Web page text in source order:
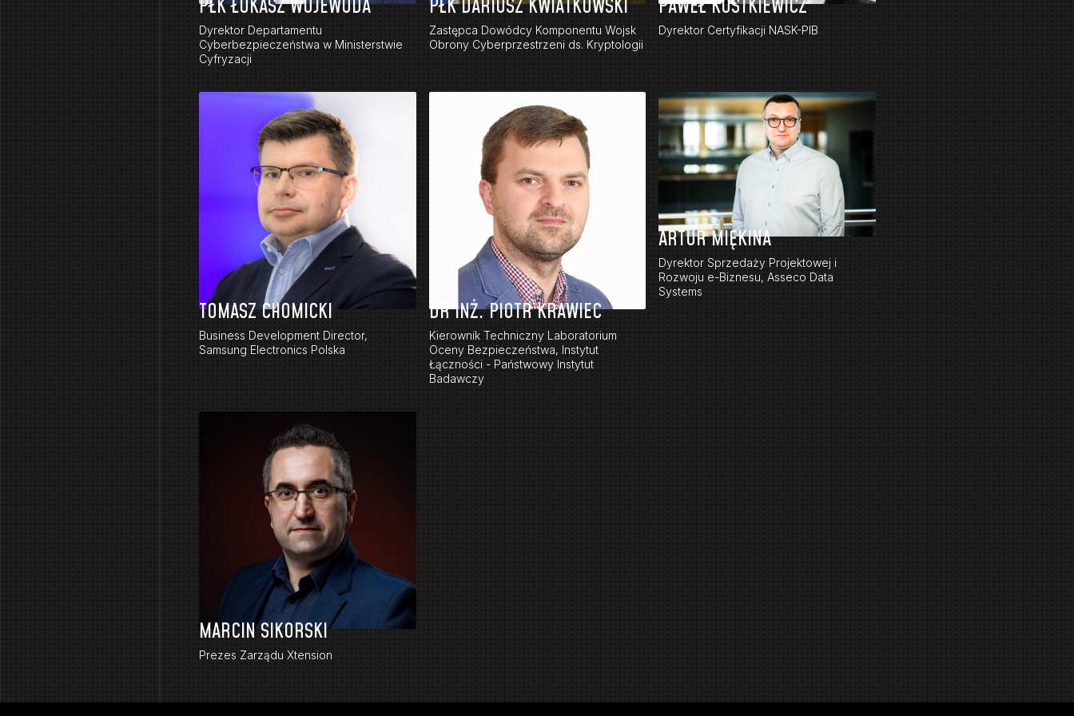
PŁK ŁUKASZ WOJEWODA
Dyrektor Departamentu
Cyberbezpieczeństwa w Ministerstwie
Cyfryzacji
PŁK DARIUSZ KWIATKOWSKI
Zastępca Dowódcy Komponentu Wojsk
Obrony Cyberprzestrzeni ds. Kryptologii
PAWEŁ KOSTKIEWICZ
Dyrektor Certyfikacji NASK-PIB
TOMASZ CHOMICKI
Business Development Director,
Samsung Electronics Polska
DR INŻ. PIOTR KRAWIEC
Kierownik Techniczny Laboratorium
Oceny Bezpieczeństwa, Instytut
Łączności - Państwowy Instytut
Badawczy
ARTUR MIĘKINA
Dyrektor Sprzedaży Projektowej i
Rozwoju e-Biznesu, Asseco Data
Systems
MARCIN SIKORSKI
Prezes Zarządu Xtension